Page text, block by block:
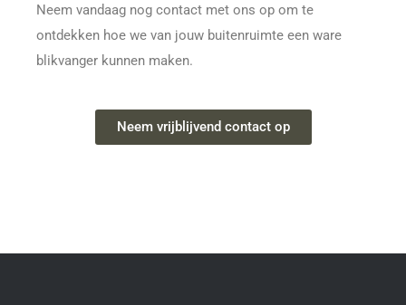
Neem vandaag nog contact met ons op om te
ontdekken hoe we van jouw buitenruimte een ware
blikvanger kunnen maken.
Neem vrijblijvend contact op